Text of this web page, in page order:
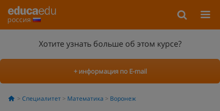
россия
Хотите узнать больше об этом курсе?
+ информация по E-mail
Специалитет Математика Воронеж